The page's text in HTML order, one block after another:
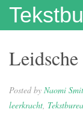
Posted by Naomi
leerkracht,